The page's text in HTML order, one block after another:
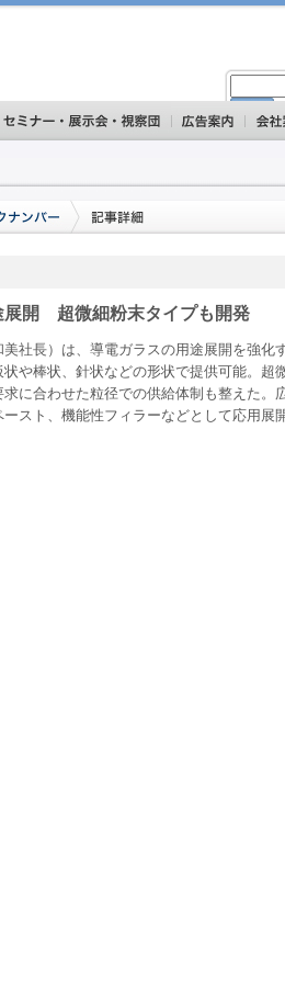
開 超微細粉末タイプも開発
社長）は、導電ガラスの用途展開を強化
や棒状、針状などの形状で提供可能。超
に合わせた粒径での供給体制も整えた
スト、機能性フィラーなどとして応用展